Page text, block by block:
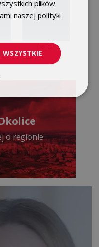
o regionie
plików
naszej polityki
WSZYSTKIE